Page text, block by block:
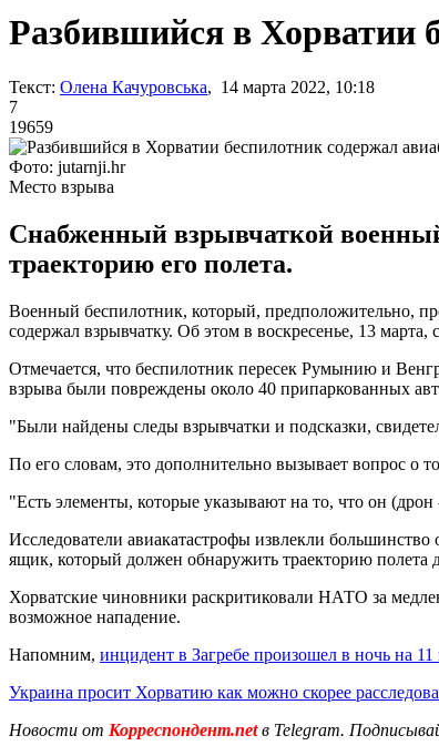
Разбившийся в Хорватии
Текст: Олена Качуровська, 14 марта 2022, 10:18
7
19659
Фото: jutarnji.hr
Место взрыва
Снабженный взрывчаткой
траекторию его полета.
Военный беспилотник, который, предположительно,
содержал взрывчатку. Об этом в воскресенье, 13 марта,
Отмечается, что беспилотник пересек Румынию и
взрыва были повреждены около 40 припаркованных
"Были найдены следы взрывчатки и подсказки,
По его словам, это дополнительно вызывает вопрос о
"Есть элементы, которые указывают на то, что он
Исследователи авиакатастрофы извлекли
ящик, который должен обнаружить траекторию полета
Хорватские чиновники раскритиковали НАТО за
возможное нападение.
Напомним, инцидент в Загребе произошел в ночь на 11
Украина просит Хорватию как можно скорее
Новости от Корреспондент.netв Telegram.